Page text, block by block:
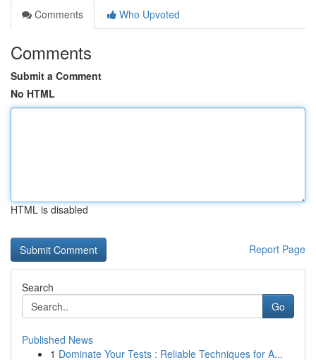
Comments
Who Upvoted
Comments
Submit a Comment
No HTML
HTML is disabled
Report Page
Search
Go
Published News
1 Dominate Your Tests : Reliable Techniques for A...